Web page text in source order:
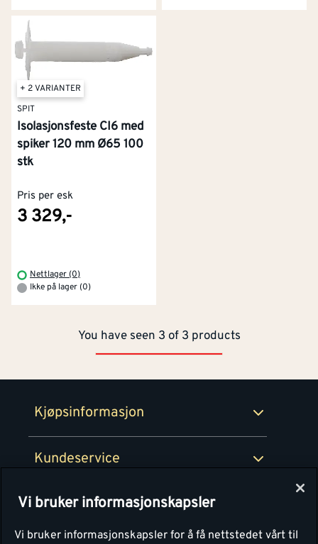
+ 2 VARIANTER
SPIT
Isolasjonsfeste CI6 med
spiker 120 mm Ø65 100
stk
Pris per esk
3 329,-
Nettlager (0)
Ikke på lager (0)
You have seen 3 of 3 products
Kjøpsinformasjon
Netthandel
Retur- og angrerettsskjema
Kundeservice
Kontakt oss
Montér
Byggevarehus og åpningstider
100% fornøydgaranti
Personvern
Våre kjøkkensentre
Vi bruker informasjonskapsler
Vi bruker informasjonskapsler for å få nettstedet vårt til